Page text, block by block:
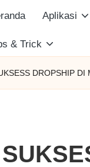
Aplikasi
& Trick
DROPSHIP